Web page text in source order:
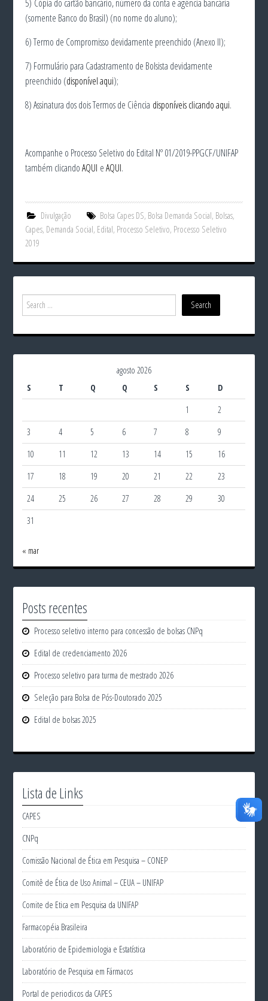
5) Cópia do cartão bancário, número da conta e agência bancária
(somente Banco do Brasil) (no nome do aluno);
6) Termo de Compromisso devidamente preenchido (Anexo II);
7) Formulário para Cadastramento de Bolsista devidamente
preenchido (disponível aqui);
8) Assinatura dos dois Termos de Ciência disponíveis clicando aqui.
Acompanhe o Processo Seletivo do Edital Nº 01/2019-PPGCF/UNIFAP
também clicandoAQUI eAQUI.
Divulgação Bolsa Capes DS, Bolsa Demanda Social, Bolsas,
Capes, Demanda Social, Edital, Processo Seletivo, Processo Seletivo
2019
agosto 2026
S
T Q Q S S
D
1
2
3
4 5 6 7 8
9
10
11 12 13 14 15
16
17
18 19 20 21 22
23
24
25 26 27 28 29
30
31
« mar
Posts recentes
Processo seletivo interno para concessão de bolsas CNPq
Edital de credenciamento 2026
Processo seletivo para turma de mestrado 2026
Seleção para Bolsa de Pós-Doutorado 2025
Edital de bolsas 2025
Lista de Links
CAPES
CNPq
Comissão Nacional de Ética em Pesquisa – CONEP
Comitê de Ética de Uso Animal – CEUA – UNIFAP
Comite de Etica em Pesquisa da UNIFAP
Farmacopéia Brasileira
Laboratório de Epidemiologia e Estatística
Laboratório de Pesquisa em Fármacos
Portal de periodicos da CAPES